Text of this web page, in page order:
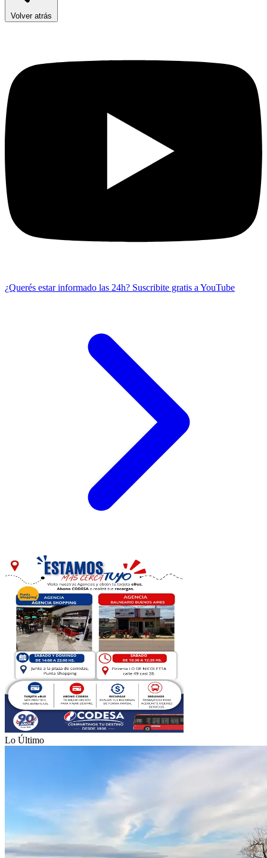
Volver atrás
¿Querés estar informado las 24h? Suscribite gratis a YouTube
Lo Último